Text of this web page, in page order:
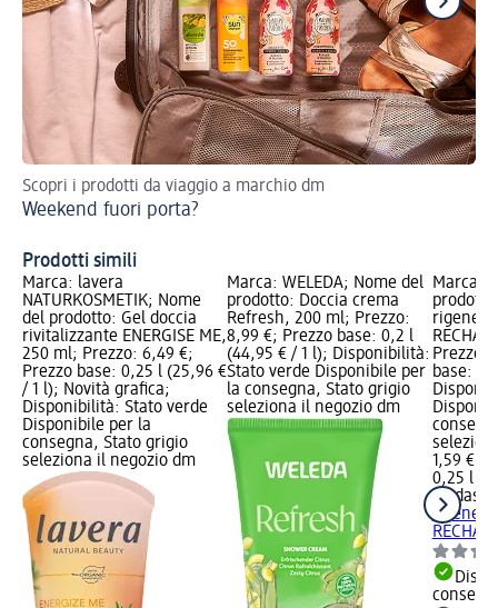
Scopri i prodotti da viaggio a marchio dm
Weekend fuori porta?
Prodotti simili
Marca: lavera
NATURKOSMETIK; Nome
del prodotto: Gel doccia
rivitalizzante ENERGISE ME,
250 ml; Prezzo: 6,49 €;
Prezzo base: 0,25 l (25,96 €
/ 1 l); Novità grafica;
Disponibilità: Stato verde
Disponibile per la
consegna, Stato grigio
seleziona il negozio dm
Marca: WELEDA; Nome del
prodotto: Doccia crema
Refresh, 200 ml; Prezzo:
8,99 €; Prezzo base: 0,2 l
(44,95 € / 1 l); Disponibilità:
Stato verde Disponibile per
la consegna, Stato grigio
seleziona il negozio dm
Marca:
Prezzo:
base:
1,59 €
0,25 l
adidas